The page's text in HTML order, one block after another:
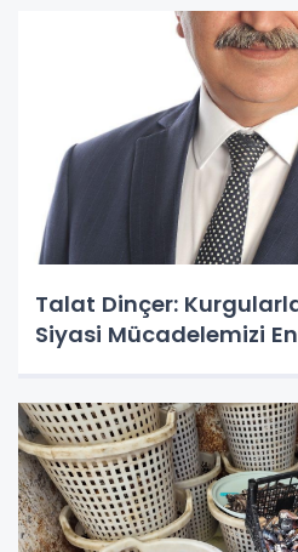
Talat Dinçer:
Siyasi Mücadelemizi